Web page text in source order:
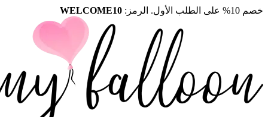
خصم 10% على الطلب الأول. الرمز: WELCOME10